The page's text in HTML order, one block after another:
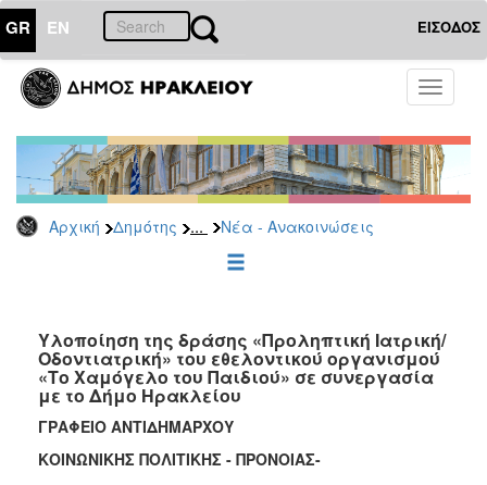
GR EN ΕΙΣΟΔΟΣ
Toggle
Αρχική Δημότης ... Νέα - Ανακοινώσεις
ΔΗΜΟΤΗΣ
Πολιτική
Νέα
-
Ανακοινώσεις
Οικονομική
Αδυναμία
&
Φυσικές
Καταστροφές
Κέντρα
Κοινοτικής
Υλοποίηση της δράσης «Προληπτική Ιατρική/
Οδοντιατρική» του εθελοντικού οργανισμού
«Το Χαμόγελο του Παιδιού» σε συνεργασία
με το Δήμο Ηρακλείου
ΓΡΑΦΕΙΟ ΑΝΤΙΔΗΜΑΡΧΟΥ
ΚΟΙΝΩΝΙΚΗΣ ΠΟΛΙΤΙΚΗΣ - ΠΡΟΝΟΙΑΣ-